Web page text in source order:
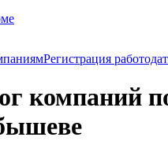
Регистрация
компаний